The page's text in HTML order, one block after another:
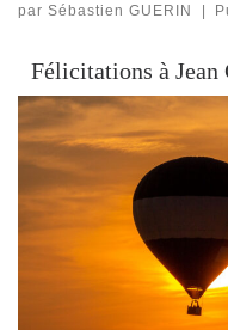
par Sébastien GUERIN
Félicitations à Jean